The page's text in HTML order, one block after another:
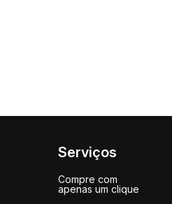
Serviços
Compre com
apenas um clique